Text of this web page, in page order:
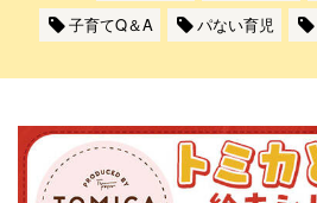
子育てQ＆A
パない育児